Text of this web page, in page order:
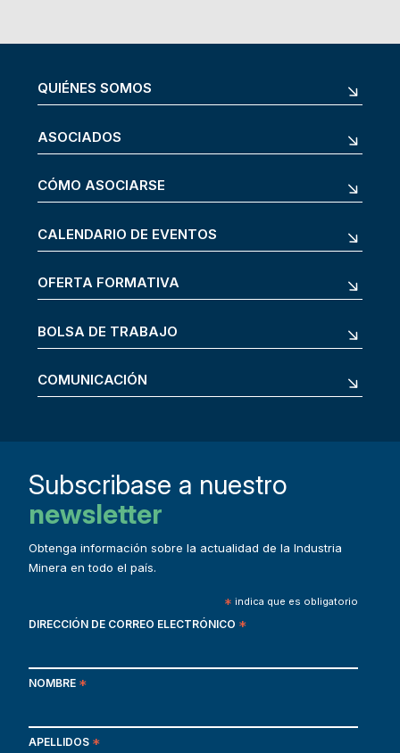
QUIÉNES SOMOS
ASOCIADOS
CÓMO ASOCIARSE
CALENDARIO DE EVENTOS
OFERTA FORMATIVA
BOLSA DE TRABAJO
COMUNICACIÓN
Subscribase a nuestro
newsletter
Obtenga información sobre la actualidad de la Industria
Minera en todo el país.
* indica que es obligatorio
DIRECCIÓN DE CORREO ELECTRÓNICO *
NOMBRE *
APELLIDOS *